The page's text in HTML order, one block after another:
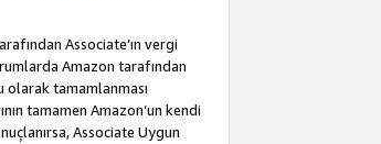
Associate’ın vergi
Amazon tarafından
olarak tamamlanması
tamamen Amazon’un kendi
Associate Uygun